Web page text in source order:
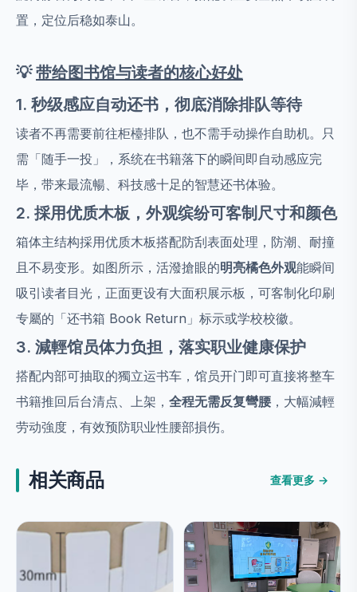
置，定位后稳如泰山。
💡带给图书馆与读者的核心好处
1. 秒级感应自动还书，彻底消除排队等待
读者不再需要前往柜檯排队，也不需手动操作自助机。只
需「随手一投」，系统在书籍落下的瞬间即自动感应完
毕，带来最流暢、科技感十足的智慧还书体验。
2. 採用优质木板，外观缤纷可客制尺寸和颜色
箱体主结构採用优质木板搭配防刮表面处理，防潮、耐撞
且不易变形。如图所示，活潑搶眼的明亮橘色外观能瞬间
吸引读者目光，正面更设有大面积展示板，可客制化印刷
专屬的「还书箱 Book Return」标示或学校校徽。
3. 減輕馆员体力负担，落实职业健康保护
搭配内部可抽取的獨立运书车，馆员开门即可直接将整车
书籍推回后台清点、上架， 全程无需反复彎腰 ，大幅減輕
劳动強度，有效预防职业性腰部損伤。
相关商品 查看更多 →